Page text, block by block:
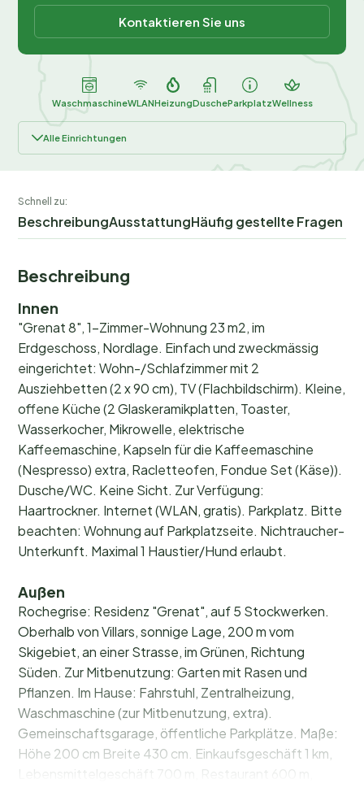
Kontaktieren Sie uns
WaschmaschineWLANHeizungDuscheParkplatzWellness
Alle Einrichtungen
Schnell zu:
BeschreibungAusstattungHäufig gestellte Fragen
Beschreibung
Innen
"Grenat 8", 1-Zimmer-Wohnung 23 m2, im
Erdgeschoss, Nordlage. Einfach und zweckmässig
eingerichtet: Wohn-/Schlafzimmer mit 2
Ausziehbetten (2 x 90 cm), TV (Flachbildschirm). Kleine,
offene Küche (2 Glaskeramikplatten, Toaster,
Wasserkocher, Mikrowelle, elektrische
Kaffeemaschine, Kapseln für die Kaffeemaschine
(Nespresso) extra, Racletteofen, Fondue Set (Käse)).
Dusche/WC. Keine Sicht. Zur Verfügung:
Haartrockner. Internet (WLAN, gratis). Parkplatz. Bitte
beachten: Wohnung auf Parkplatzseite. Nichtraucher-
Unterkunft. Maximal 1 Haustier/Hund erlaubt.
Außen
Rochegrise: Residenz "Grenat", auf 5 Stockwerken.
Oberhalb von Villars, sonnige Lage, 200 m vom
Skigebiet, an einer Strasse, im Grünen, Richtung
Süden. Zur Mitbenutzung: Garten mit Rasen und
Pflanzen. Im Hause: Fahrstuhl, Zentralheizung,
Waschmaschine (zur Mitbenutzung, extra).
Gemeinschaftsgarage, öffentliche Parkplätze. Maße:
Höhe 200 cm Breite 430 cm. Einkaufsgeschäft 1 km,
Lebensmittelgeschäft 700 m, Restaurant 600 m,